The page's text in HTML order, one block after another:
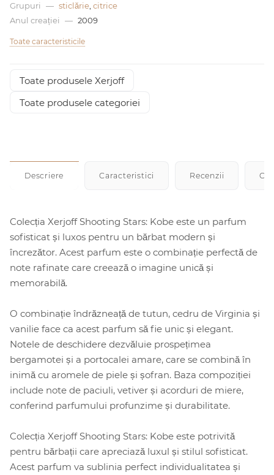
Grupuri
— sticlărie citrice
Anul creației
— 2009
Toate caracteristicile
Toate produsele Xerjoff
Toate produsele categoriei
Descriere Caracteristici Recenzii
Colecția Xerjoff Shooting Stars: Kobe este un parfum
sofisticat și luxos pentru un bărbat modern și
încrezător. Acest parfum este o combinație perfectă de
note rafinate care creează o imagine unică și
memorabilă.
O combinație îndrăzneață de tutun, cedru de Virginia și
vanilie face ca acest parfum să fie unic și elegant.
Notele de deschidere dezvăluie prospețimea
bergamotei și a portocalei amare, care se combină în
inimă cu aromele de piele și șofran. Baza compoziției
include note de paciuli, vetiver și acorduri de miere,
conferind parfumului profunzime și durabilitate.
Colecția Xerjoff Shooting Stars: Kobe este potrivită
pentru bărbații care apreciază luxul și stilul sofisticat.
Acest parfum va sublinia perfect individualitatea și